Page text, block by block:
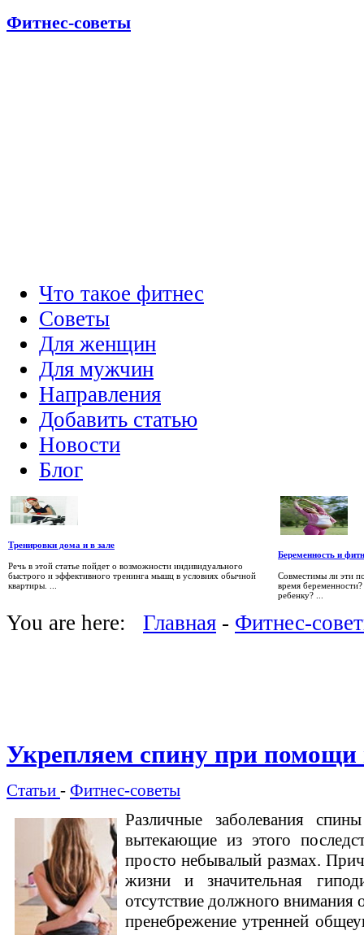
Фитнес-советы
Что такое фитнес
Советы
Для женщин
Для мужчин
Направления
Добавить статью
Новости
Блог
Тренировки дома и в зале
Речь в этой статье пойдет о возможности индивидуального
быстрого и эффективного тренинга мышц в условиях обычной
квартиры. ...
Беременность и
Совместимы ли эти
время
ребенку? ...
You are here: Главная - Фитнес-
Укрепляем спину при помощи
Статьи - Фитнес-советы
Различные заболевания
вытекающие из этого
просто небывалый размах.
жизни и значительная
отсутствие должного
пренебрежение утренней